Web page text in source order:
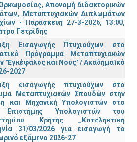
Απονομή Διδακτορικών
Μεταπτυχιακών Διπλωμάτων
- Παρασκευή 27-3-2026, 13:00,
Πετρίδης
Εισαγωγής Πτυχιούχων στο
Πρόγραμμα Μεταπτυχιακών
"Εγκέφαλος και Νους" / Ακαδημαϊκό
2027
εισαγωγής πτυχιούχων στo
Μεταπτυχιακών Σπουδών στην
και Μηχανική Υπολογιστών στο
Υπολογιστών του
Κρήτης _Καταληκτική
31/03/2026 για εισαγωγή το
εξάμηνο 2026-27